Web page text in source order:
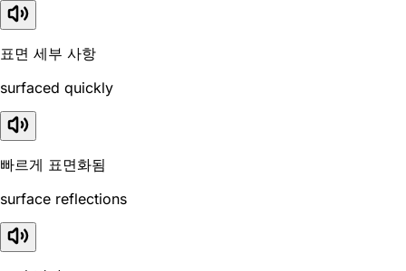
표면 세부 사항
surfaced quickly
빠르게 표면화됨
surface reflections